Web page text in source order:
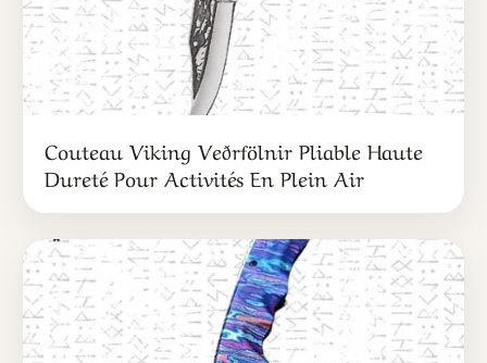
Couteau Viking Veðrfölnir Pliable Haute
Dureté Pour Activités En Plein Air